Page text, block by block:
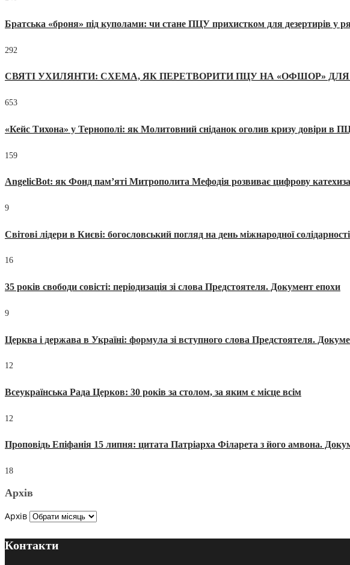
Братська «броня» під куполами: чи стане ПЦУ прихистком для дезертирів у
292
СВЯТІ УХИЛЯНТИ: СХЕМА, ЯК ПЕРЕТВОРИТИ ПЦУ НА «ОФШОР» ДЛЯ
653
«Кейс Тихона» у Тернополі: як Молитовний сніданок оголив кризу довіри в
159
AngelicBot: як Фонд пам’яті Митрополита Мефодія розвиває цифрову
9
Світові лідери в Києві: богословський погляд на день міжнародної солідарності
16
35 років свободи совісті: періодизація зі слова Предстоятеля. Документ епохи
9
Церква і держава в Україні: формула зі вступного слова Предстоятеля.
12
Всеукраїнська Рада Церков: 30 років за столом, за яким є місце всім
12
Проповідь Епіфанія 15 липня: цитата Патріарха Філарета з його амвона.
18
Архів
Архів
Контакти